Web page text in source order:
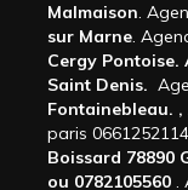
Malmaison.
sur Marne.
Cergy Pontoise.
Saint Denis.
Fontainebleau. ,
paris
Boissard 78890
ou 0782105560 .